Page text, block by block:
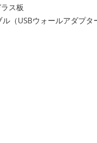
ス板
（USBウォールアダプタ